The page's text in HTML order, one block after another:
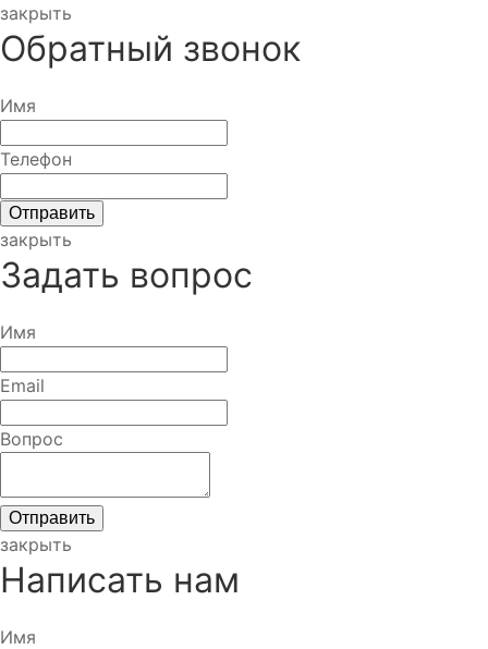
закрыть
Обратный звонок
Имя
Телефон
закрыть
Задать вопрос
Имя
Email
Вопрос
закрыть
Написать нам
Имя